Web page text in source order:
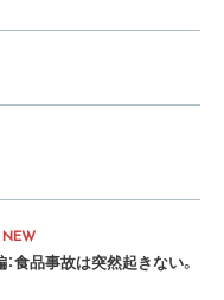
NEW
食品事故は突然起きない。